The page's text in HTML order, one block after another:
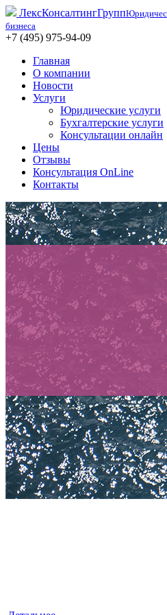
ЛексКонсалтингГрупп
бизнеса
+7 (495) 975-94-09
Главная
О компании
Новости
Услуги
Юридические услуги
Бухгалтерские услуги
Консультации онлайн
Цены
Отзывы
Консультация OnLine
Контакты